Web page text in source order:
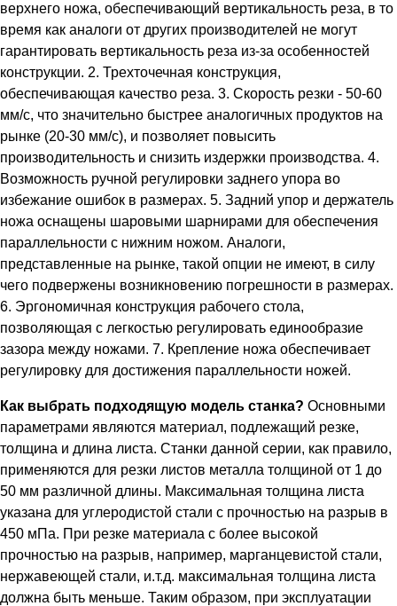
верхнего ножа, обеспечивающий вертикальность реза, в то
время как аналоги от других производителей не могут
гарантировать вертикальность реза из-за особенностей
конструкции. 2. Трехточечная конструкция,
обеспечивающая качество реза. 3. Скорость резки - 50-60
мм/с, что значительно быстрее аналогичных продуктов на
рынке (20-30 мм/с), и позволяет повысить
производительность и снизить издержки производства. 4.
Возможность ручной регулировки заднего упора во
избежание ошибок в размерах. 5. Задний упор и держатель
ножа оснащены шаровыми шарнирами для обеспечения
параллельности с нижним ножом. Аналоги,
представленные на рынке, такой опции не имеют, в силу
чего подвержены возникновению погрешности в размерах.
6. Эргономичная конструкция рабочего стола,
позволяющая с легкостью регулировать единообразие
зазора между ножами. 7. Крепление ножа обеспечивает
регулировку для достижения параллельности ножей.
Как выбрать подходящую модель станка? Основными
параметрами являются материал, подлежащий резке,
толщина и длина листа. Станки данной серии, как правило,
применяются для резки листов металла толщиной от 1 до
50 мм различной длины. Максимальная толщина листа
указана для углеродистой стали с прочностью на разрыв в
450 мПа. При резке материала с более высокой
прочностью на разрыв, например, марганцевистой стали,
нержавеющей стали, и.т.д. максимальная толщина листа
должна быть меньше. Таким образом, при эксплуатации